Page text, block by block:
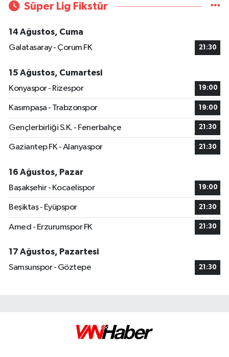
Süper Lig Fikstür
14 Ağustos, Cuma
Galatasaray - Çorum FK
21:30
15 Ağustos, Cumartesi
Konyaspor - Rizespor
19:00
Kasımpaşa - Trabzonspor 19:00
Gençlerbirliği S.K. - Fenerbahçe 21:30
Gaziantep FK - Alanyaspor 21:30
16 Ağustos, Pazar
Başakşehir - Kocaelispor
19:00
Beşiktaş - Eyüpspor 21:30
Amed - Erzurumspor FK 21:30
17 Ağustos, Pazartesi
Samsunspor - Göztepe
21:30